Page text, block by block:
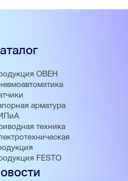
ОВЕН
арматура
техника
FESTO